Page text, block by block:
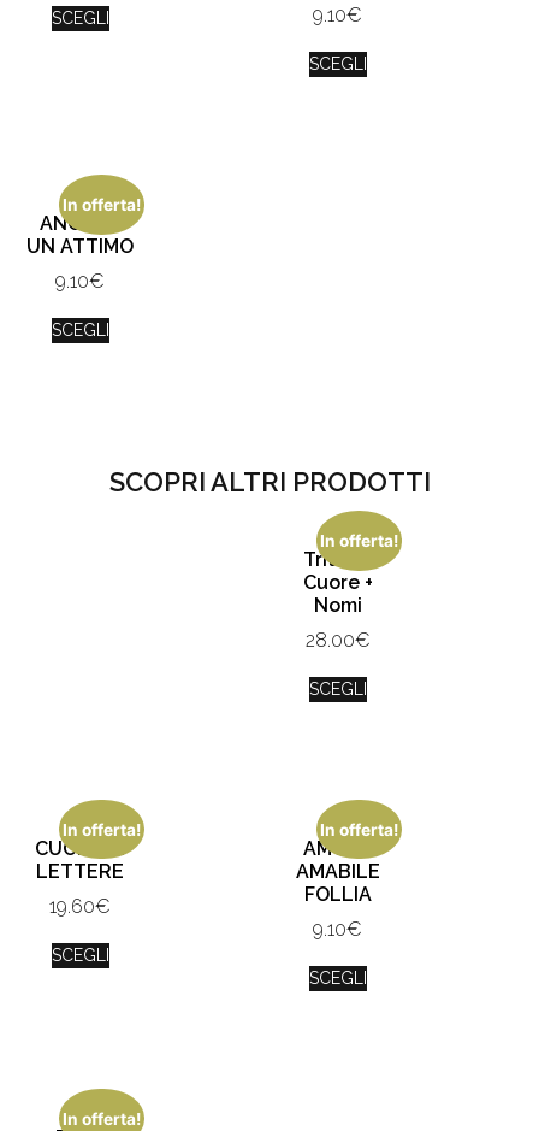
SCEGLI
9.10€
SCEGLI
In offerta!
ANCORA
UN ATTIMO
9.10€
SCEGLI
SCOPRI ALTRI PRODOTTI
In offerta!
Trittico
Cuore +
Nomi
28.00€
SCEGLI
In offerta!
CUORE DI
LETTERE
19.60€
SCEGLI
In offerta!
AMORE
AMABILE
FOLLIA
9.10€
SCEGLI
In offerta!